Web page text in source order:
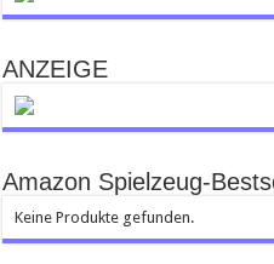
ANZEIGE
Amazon Spielzeug-
Keine Produkte gefunden.